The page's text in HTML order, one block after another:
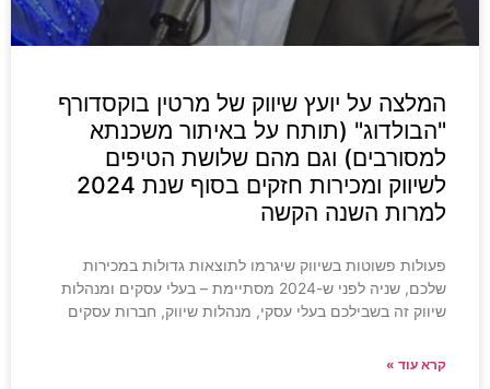
המלצה על יועץ שיווק של מרטין בוקסדורף
"הבולדוג" (תותח על באיתור משכנתא
למסורבים) וגם מהם שלושת הטיפים
לשיווק ומכירות ​חזקים בסוף שנת 2024
למרות השנה הקשה
פעולות פשוטות בשיווק שיגרמו לתוצאות גדולות במכירות
שלכם, שניה לפני ש-2024 מסתיימת – בעלי עסקים ומנהלות
שיווק זה בשבילכם בעלי עסקי, מנהלות שיווק, חברות עסקים
קרא עוד »